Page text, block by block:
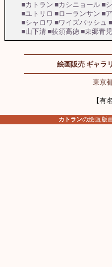
■カトラン ■カシニョール■
■ユトリロ ■ローランサン ■
■シャロワ ■ワイズバッシュ
■山下清■荻須高徳■東郷青児
絵画販売 ギャラ
東京
【有
カトランの絵画,版